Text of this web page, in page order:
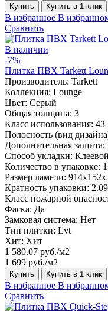
Купить Купить в 1 клик
В избранное В
Сравнить
В наличии
-7%
Плитка ПВХ Tarkett
Производитель: Tarkett
Коллекция: Lounge
Цвет: Серый
Общая толщина: 3
Класс использования: 43
Полосность (вид
Дополнительная защита:
Способ укладки: Клеевой
Количество в упаковке:
Размер ламели:
Кратность упаковки: 2.09
Класс пожарной
Фаска: Да
Замковая система: Нет
Тип плитки: Lvt
Хит: Хит
1 580.07 руб./м2
1 699 руб./м2
Купить Купить в 1 клик
В избранное В
Сравнить